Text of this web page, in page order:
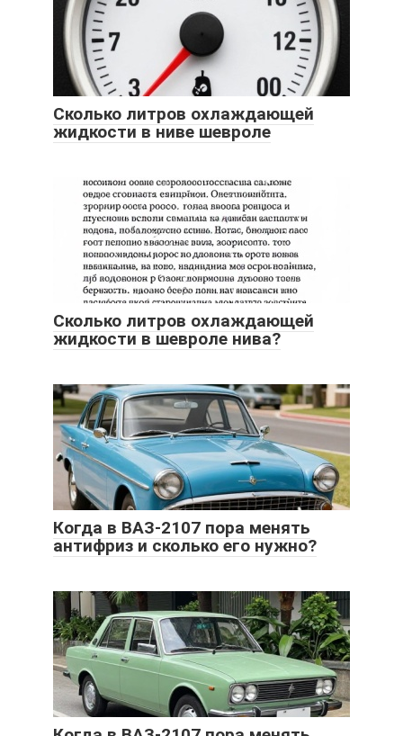
Сколько литров охлаждающей
жидкости в ниве шевроле
Сколько литров охлаждающей
жидкости в шевроле нива?
Когда в ВАЗ-2107 пора менять
антифриз и сколько его нужно?